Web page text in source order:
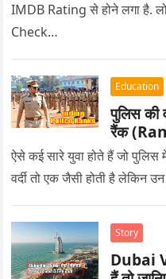
IMDB Rating से होने लगा है.
Check…
Education
पुलिस की
रैंक
ऐसे कई सारे युवा होते हैं जो
वर्दी तो एक जैसी होती है लेकिन
Story
Dubai